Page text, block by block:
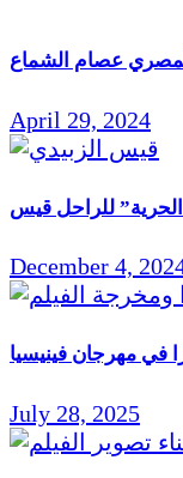
عصام الشماع
April 29, 2024
December 4,
في مهرجان فينيسيا
July 28, 2025